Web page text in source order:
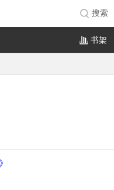
搜索
书架
宰的世界，古老的巫术与新兴
机与冒险，在世界的尽头，最